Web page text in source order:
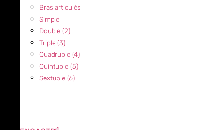
Bras articulés
Simple
Double (2)
Triple (3)
Quadruple (4)
Quintuple (5)
Sextuple (6)